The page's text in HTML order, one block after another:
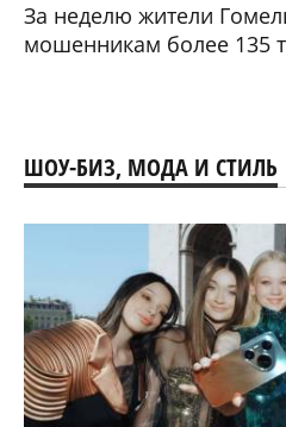
За неделю жители
мошенникам более 135
ШОУ-БИЗ, МОДА И СТИЛЬ